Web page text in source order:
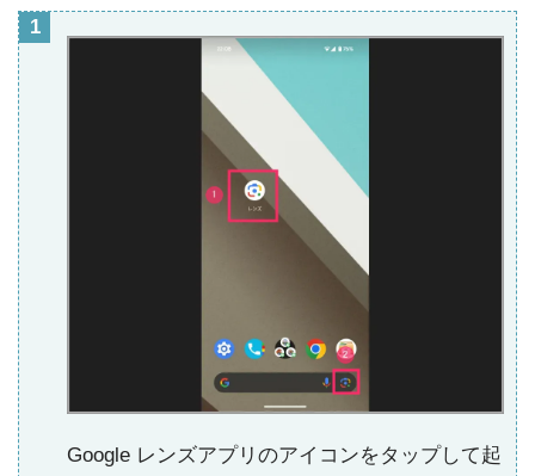
Google レンズアプリのアイコンをタップして起